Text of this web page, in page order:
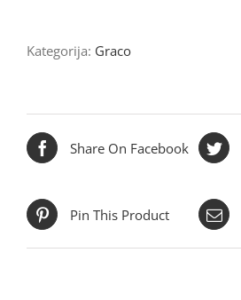
Kategorija: Graco
Share On Facebook
Pin This Product